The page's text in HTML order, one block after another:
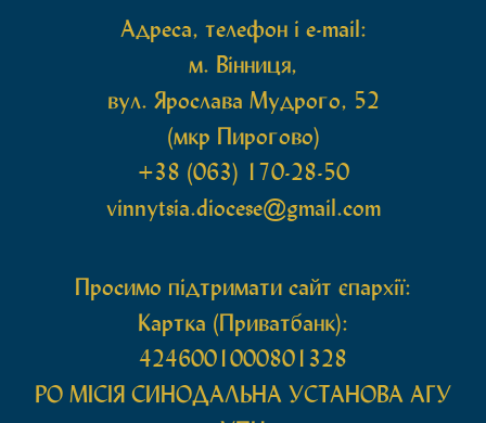
Адреса, телефон і e-mail:
м. Вінниця,
вул. Ярослава Мудрого, 52
(мкр Пирогово)
+38 (063) 170-28-50
vinnytsia.diocese@gmail.com
Просимо підтримати сайт єпархії:
Картка (Приватбанк):
4246001000801328
РО МIСIЯ СИНОДАЛЬНА УСТАНОВА АГУ